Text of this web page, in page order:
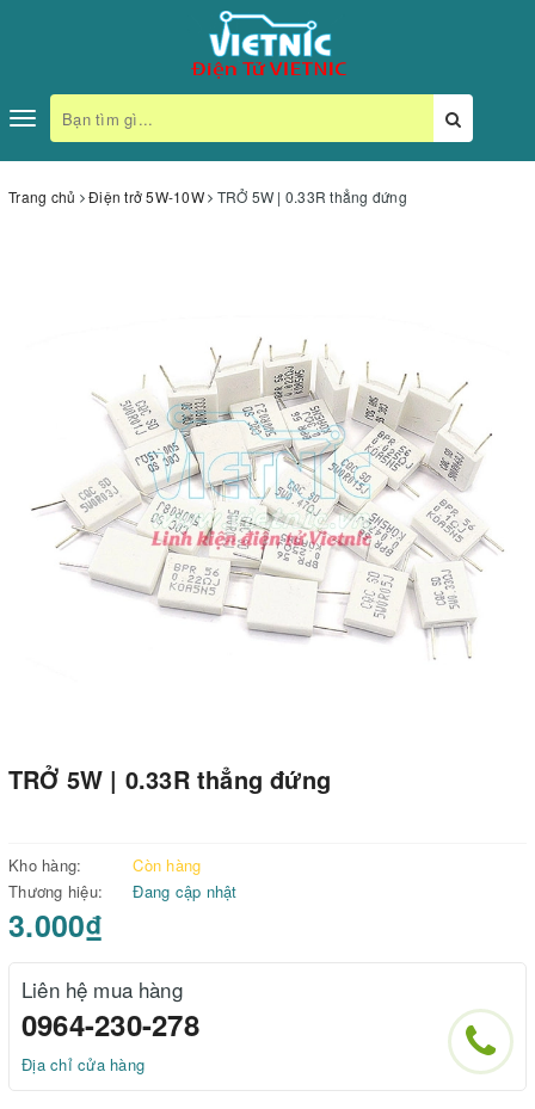
Toggle
navigation
Trang chủ Điện trở 5W-10W TRỞ 5W | 0.33R thẳng đứng
TRỞ 5W | 0.33R thẳng đứng
Kho hàng:
Còn hàng
Thương hiệu:
Đang cập nhật
3.000₫
Liên hệ mua hàng
0964-230-278
Địa chỉ cửa hàng